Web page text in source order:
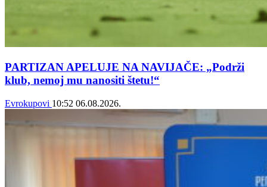
PARTIZAN APELUJE NA NAVIJAČE: „Podrži
klub, nemoj mu nanositi štetu!“
Evrokupovi 10:52 06.08.2026.